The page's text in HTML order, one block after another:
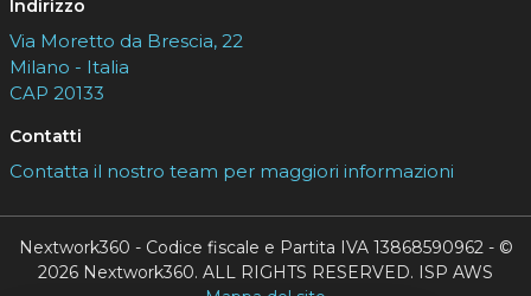
Indirizzo
Via Moretto da Brescia, 22
Milano - Italia
CAP 20133
Contatti
Contatta il nostro team per maggiori informazioni
Nextwork360 - Codice fiscale e Partita IVA 13868590962 - ©
2026 Nextwork360. ALL RIGHTS RESERVED. ISP AWS